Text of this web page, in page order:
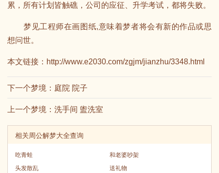
累，所有计划皆触礁，公司的应征、升学考试，都将失败。
梦见工程师在画图纸,意味着梦者将会有新的作品或思
想问世。
本文链接： http://www.e2030.com/zgjm/jianzhu/3348.html
下一个梦境： 庭院 院子
上一个梦境： 洗手间 盥洗室
相关周公解梦大全查询
吃青蛙
和老婆吵架
头发散乱
送礼物